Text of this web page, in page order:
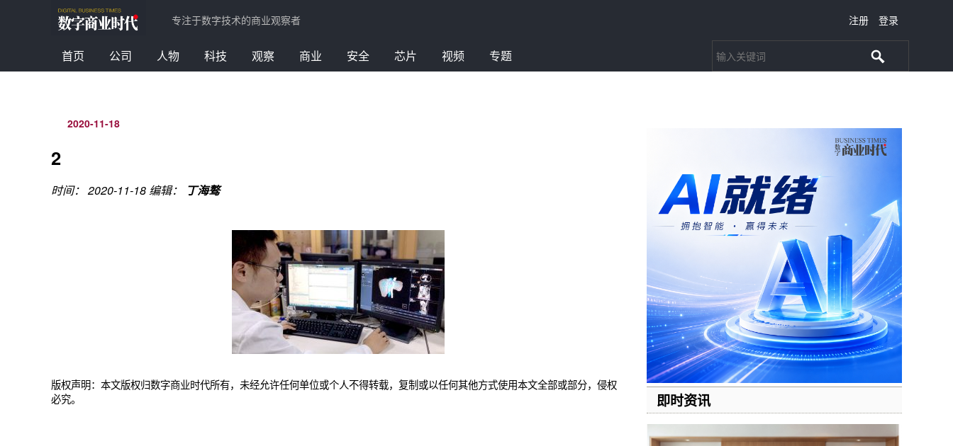
专注于数字技术的商业观察者 注册 登录
首页 公司 人物 科技 观察 商业 安全 芯片 视频 专题
2020-11-18
2
时间： 2020-11-18编辑： 丁海骜
版权声明：本文版权归数字商业时代所有，未经允许任何单位或个人不得转载，复制或以任何其他方式使用本文全部或部分，侵权
必究。
即时资讯